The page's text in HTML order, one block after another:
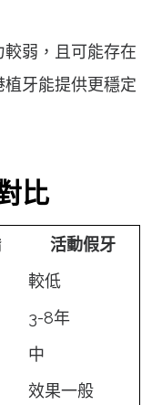
弱，且可能存在
牙能提供更穩定
比
活動假牙
較低
3-8年
中
效果一般